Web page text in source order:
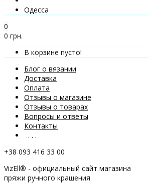
Одесса
0
0 грн.
В корзине пусто!
Блог о вязании
Доставка
Оплата
Отзывы о магазине
Отзывы о товарах
Вопросы и ответы
Контакты
. . .
+38 093 416 33 00
VizEll® - официальный сайт магазина
пряжи ручного крашения